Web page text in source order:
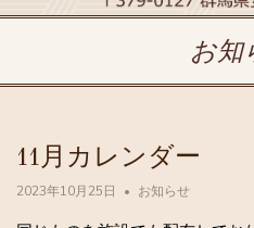
お知
11月カレンダー
2023年10月25日 お知らせ